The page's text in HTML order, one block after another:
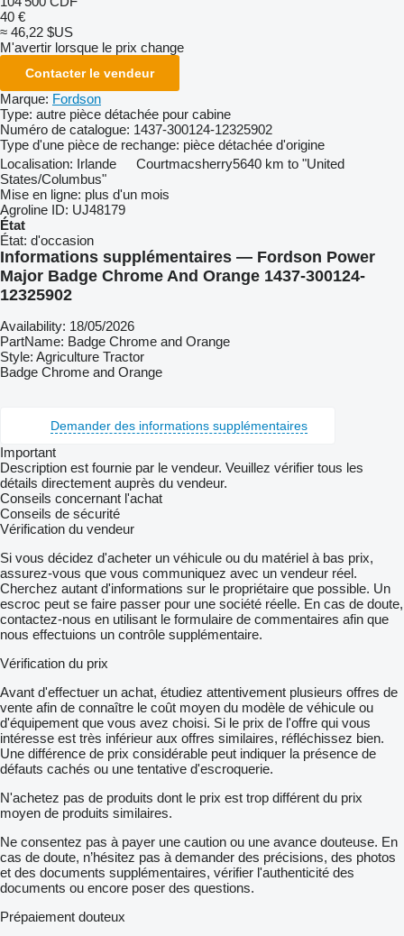
40 €
≈ 46,22 $US
M'avertir lorsque le prix change
Contacter le vendeur
Marque: Fordson
Type: autre pièce détachée pour cabine
Numéro de catalogue: 1437-300124-12325902
Type d'une pièce de rechange: pièce détachée d'origine
Localisation: Irlande Courtmacsherry5640 km to "United
States/Columbus"
Mise en ligne: plus d'un mois
Agroline ID: UJ48179
État
État: d'occasion
Informations supplémentaires — Fordson Power
Major Badge Chrome And Orange 1437-300124-
12325902
Availability: 18/05/2026
PartName: Badge Chrome and Orange
Style: Agriculture Tractor
Badge Chrome and Orange
Demander des informations supplémentaires
Important
Description est fournie par le vendeur. Veuillez vérifier tous les
détails directement auprès du vendeur.
Conseils concernant l'achat
Conseils de sécurité
Vérification du vendeur
Si vous décidez d'acheter un véhicule ou du matériel à bas prix,
assurez-vous que vous communiquez avec un vendeur réel.
Cherchez autant d'informations sur le propriétaire que possible. Un
escroc peut se faire passer pour une société réelle. En cas de doute,
contactez-nous en utilisant le formulaire de commentaires afin que
nous effectuions un contrôle supplémentaire.
Vérification du prix
Avant d'effectuer un achat, étudiez attentivement plusieurs offres de
vente afin de connaître le coût moyen du modèle de véhicule ou
d'équipement que vous avez choisi. Si le prix de l'offre qui vous
intéresse est très inférieur aux offres similaires, réfléchissez bien.
Une différence de prix considérable peut indiquer la présence de
défauts cachés ou une tentative d'escroquerie.
N'achetez pas de produits dont le prix est trop différent du prix
moyen de produits similaires.
Ne consentez pas à payer une caution ou une avance douteuse. En
cas de doute, n’hésitez pas à demander des précisions, des photos
et des documents supplémentaires, vérifier l'authenticité des
documents ou encore poser des questions.
Prépaiement douteux